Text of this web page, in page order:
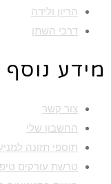
הריון ולידה
דרכי השתן
מידע נוסף
צור קשר
החשבון שלי
תוספי תזונה
טרשת עורקים